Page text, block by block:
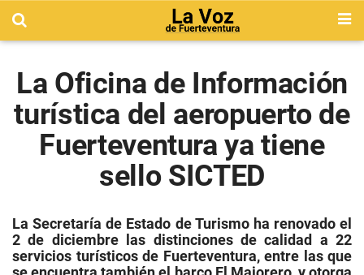
La Oficina de Información
turística del aeropuerto de
Fuerteventura ya tiene
sello SICTED
La Secretaría de Estado de Turismo ha renovado el
2 de diciembre las distinciones de calidad a 22
servicios turísticos de Fuerteventura, entre las que